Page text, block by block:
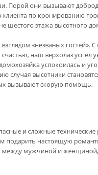
Порой они вызывают
клиента по кронированию
шестого этажа высотного
«незваных гостей».
наш верхолаз успел
успокоилась и
случая высотники
вызывают скорую помощь.
и сложные технические
настоящую
мужчиной и женщиной,